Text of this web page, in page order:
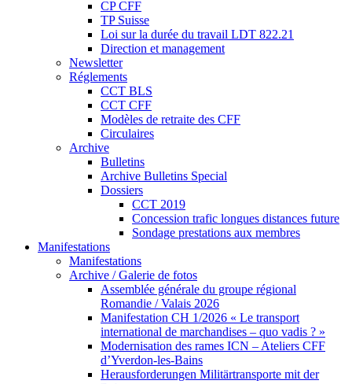
CP CFF
TP Suisse
Loi sur la durée du travail LDT 822.21
Direction et management
Newsletter
Réglements
CCT BLS
CCT CFF
Modèles de retraite des CFF
Circulaires
Archive
Bulletins
Archive Bulletins Special
Dossiers
CCT 2019
Concession trafic longues distances future
Sondage prestations aux membres
Manifestations
Manifestations
Archive / Galerie de fotos
Assemblée générale du groupe régional
Romandie / Valais 2026
Manifestation CH 1/2026 « Le transport
international de marchandises – quo vadis ? »
Modernisation des rames ICN – Ateliers CFF
d’Yverdon-les-Bains
Herausforderungen Militärtransporte mit der